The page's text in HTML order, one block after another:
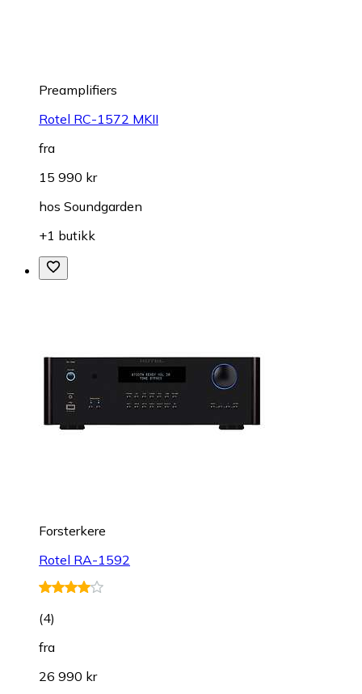
Preamplifiers
Rotel RC-1572 MKII
fra
15 990 kr
hos Soundgarden
+1 butikk
Forsterkere
Rotel RA-1592
(4)
fra
26 990 kr